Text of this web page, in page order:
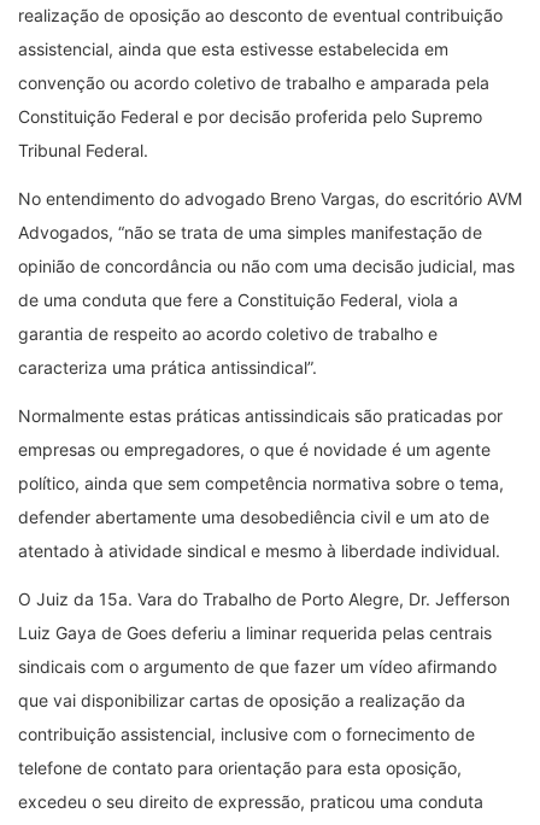
realização de oposição ao desconto de eventual contribuição
assistencial, ainda que esta estivesse estabelecida em
convenção ou acordo coletivo de trabalho e amparada pela
Constituição Federal e por decisão proferida pelo Supremo
Tribunal Federal.
No entendimento do advogado Breno Vargas, do escritório AVM
Advogados, “não se trata de uma simples manifestação de
opinião de concordância ou não com uma decisão judicial, mas
de uma conduta que fere a Constituição Federal, viola a
garantia de respeito ao acordo coletivo de trabalho e
caracteriza uma prática antissindical”.
Normalmente estas práticas antissindicais são praticadas por
empresas ou empregadores, o que é novidade é um agente
político, ainda que sem competência normativa sobre o tema,
defender abertamente uma desobediência civil e um ato de
atentado à atividade sindical e mesmo à liberdade individual.
O Juiz da 15a. Vara do Trabalho de Porto Alegre, Dr. Jefferson
Luiz Gaya de Goes deferiu a liminar requerida pelas centrais
sindicais com o argumento de que fazer um vídeo afirmando
que vai disponibilizar cartas de oposição a realização da
contribuição assistencial, inclusive com o fornecimento de
telefone de contato para orientação para esta oposição,
excedeu o seu direito de expressão, praticou uma conduta